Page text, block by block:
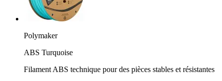
Polymaker
ABS Turquoise
Filament ABS technique pour des pièces stables et résistantes